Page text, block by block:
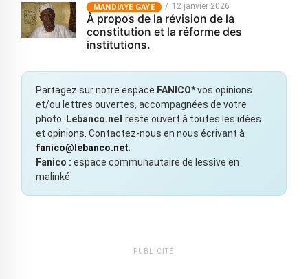
MANDIAYE GAYE 12 janvier 2026
À propos de la révision de la
constitution et la réforme des
institutions.
Partagez sur notre espace FANICO*vos opinions
et/ou lettres ouvertes, accompagnées de votre
photo.
Lebanco.net reste ouvert à toutes les idées
et opinions. Contactez-nous en nous écrivant à
fanico@lebanco.net
Fanico : espace communautaire de lessive en
malinké
PUBLICITÉ